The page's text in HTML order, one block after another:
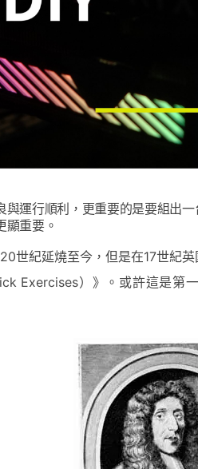
與運行順利，更重要的是要組出
顯重要。
世紀延燒至今，但是在17世紀
Exercises）》。或許這是第